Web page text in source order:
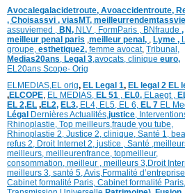
Avocalegalacidetroute, Avoaccidentroute,
, Choisassvi , viasMT, meilleurrendemtassvie
assuviemed , BN, NLV , FormParis , BNfraude ,
meilleur penal paris ,meilleur penal, , Lyme ,
groupe, esthetique2, femme avocat, Tribunal,
Medias20ans, Legal 3,avocats, clinique euro,
EL20ans Scope- Orig
ELMEDIAS,EL orig, EL Legal 1, EL legal 2 EL
,ELCOPE, EL MEDIAS, EL 51 , EL0, ELaegt ,
EL 2,EL ,EL2, EL3, EL4, EL5, EL 6, EL 7 EL
Légal DernièresActualités,justice,
Rhinoplastie, Top meilleurs,fraude you tube,
Rhinoplastie 2, Justice 2, clinique, Santé 1,
refus 2, Droit Internet 2, justice , Santé ,
meilleurs, meilleurenfrance, topmeilleur,
consommation, meilleur , meilleurs 3,Droit
meilleurs 3, santé 5,Avis,Formalité
Cabinet formalité Paris, Cabinet formalité Paris,